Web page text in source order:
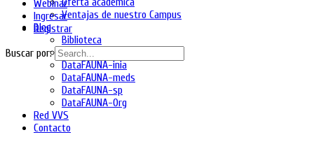
Ventajas de nuestro Campus
Blog
Biblioteca
DataFAUNA-diet
DataFAUNA-inia
DataFAUNA-meds
DataFAUNA-sp
DataFAUNA-Org
Red VVS
Contacto
Webinar
Ingresar
Registrar
Buscar por: